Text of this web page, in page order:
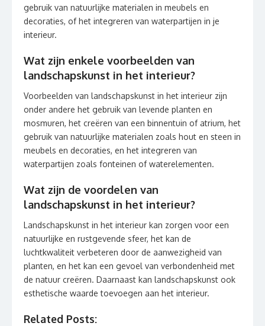
gebruik van natuurlijke materialen in meubels en
decoraties, of het integreren van waterpartijen in je
interieur.
Wat zijn enkele voorbeelden van
landschapskunst in het interieur?
Voorbeelden van landschapskunst in het interieur zijn
onder andere het gebruik van levende planten en
mosmuren, het creëren van een binnentuin of atrium, het
gebruik van natuurlijke materialen zoals hout en steen in
meubels en decoraties, en het integreren van
waterpartijen zoals fonteinen of waterelementen.
Wat zijn de voordelen van
landschapskunst in het interieur?
Landschapskunst in het interieur kan zorgen voor een
natuurlijke en rustgevende sfeer, het kan de
luchtkwaliteit verbeteren door de aanwezigheid van
planten, en het kan een gevoel van verbondenheid met
de natuur creëren. Daarnaast kan landschapskunst ook
esthetische waarde toevoegen aan het interieur.
Related Posts: